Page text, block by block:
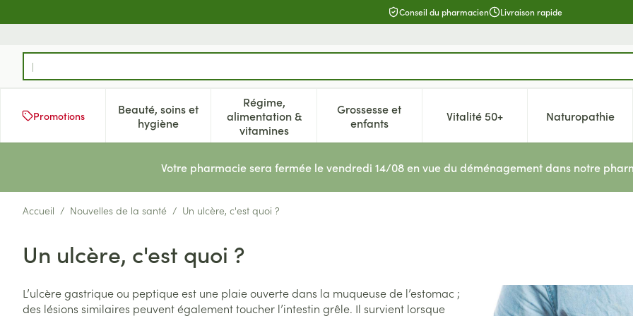
Conseil du pharmacien Livraison rapide
Rechercher
Promotions
Beauté, soins et
hygièneAfficher le sous-menu pour la catégorie Beauté, soins et hygiène
Régime,
alimentation &
vitamines
Afficher le sous-menu pour la catégorie Régime, alimentation &
Grossesse et
enfantsAfficher le sous-menu pour la catégorie Grossesse
Vitalité 50+Afficher le sous-menu pour la
Naturopathie
Afficher
Votre pharmacie sera fermée le vendredi 14/08 en vue du déménagement dans notre
Accueil / Nouvelles de la santé / Un ulcère, c'est quoi ?
Un ulcère, c'est quoi ?
L’ulcère gastrique ou peptique est une plaie ouverte dans la muqueuse de l’estomac ;
des lésions similaires peuvent également toucher l’intestin grêle. Il survient lorsque